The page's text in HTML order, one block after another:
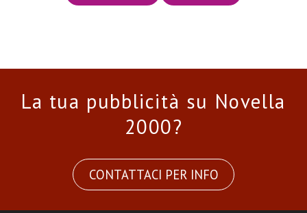
La tua pubblicità su Novella
2000?
CONTATTACI PER INFO